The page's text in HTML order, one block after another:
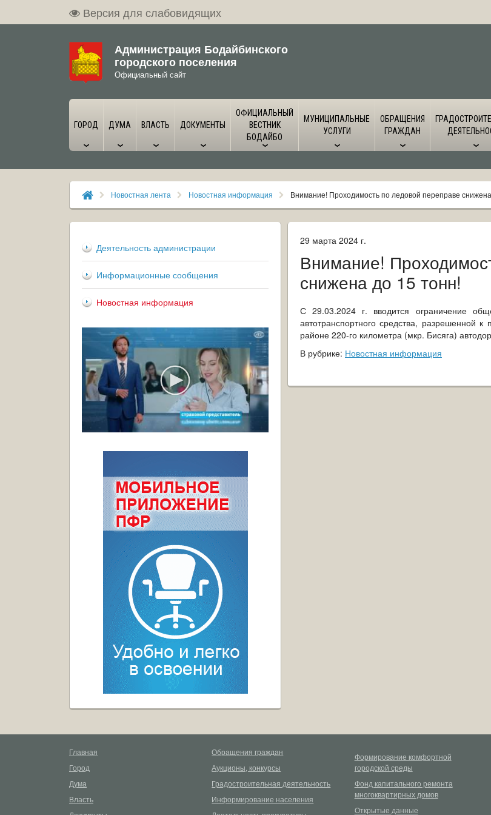
Версия для слабовидящих
Администрация Бодайбинского
городского поселения
Официальный сайт
ГОРОД ДУМА ВЛАСТЬ ДОКУМЕНТЫ
ОФИЦИАЛЬНЫЙ
ВЕСТНИК
БОДАЙБО
МУНИЦИПАЛЬНЫЕ
УСЛУГИ
ОБРАЩЕНИЯ
ГРАЖДАН
Новостная лента Новостная информация Внимание! Проходимость по ледовой переправе
Деятельность администрации
Информационные сообщения
Новостная информация
29 марта 2024 г.
Внимание!
снижена до 15 тонн!
С 29.03.2024 г. вводится ограничение
автотранспортного средства, разрешенной
районе 220-го километра (мкр. Бисяга)
В рубрике: Новостная информация
Главная
Город
Дума
Власть
Обращения граждан
Аукционы, конкурсы
Градостроительная деятельность
Информирование населения
Формирование комфортной
городской среды
Фонд капитального ремонта
многоквартирных домов
Открытые данные